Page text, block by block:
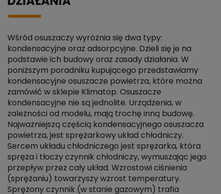
Wśród osuszaczy wyróżnia się dwa typy:
kondensacyjne oraz adsorpcyjne. Dzieli się je na
podstawie ich budowy oraz zasady działania. W
poniższym poradniku kupującego przedstawiamy
kondensacyjne osuszacze powietrza, które można
zamówić w sklepie Klimatop. Osuszacze
kondensacyjne nie są jednolite. Urządzenia, w
zależności od modelu, mają trochę inną budowę.
Najważniejszą częścią kondensacyjnego osuszacza
powietrza, jest sprężarkowy układ chłodniczy.
Sercem układu chłodniczego jest sprężarka, która
spręża i tłoczy czynnik chłodniczy, wymuszając jego
przepływ przez cały układ. Wzrostowi ciśnienia
(sprężaniu) towarzyszy wzrost temperatury.
Sprężony czynnik (w stanie gazowym) trafia